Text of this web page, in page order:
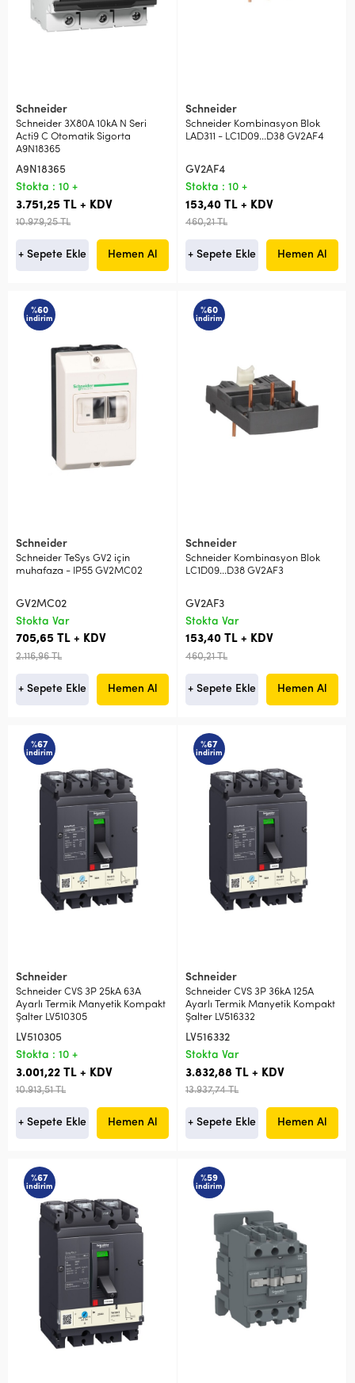
Schneider
Schneider 3X80A 10kA N Seri
Acti9 C Otomatik Sigorta
A9N18365
A9N18365
Stokta : 10 +
3.751,25 TL + KDV
10.979,25 TL
+ Sepete Ekle Hemen Al
Schneider
Schneider Kombinasyon Blok
LAD311 - LC1D09...D38 GV2AF4
GV2AF4
Stokta : 10 +
153,40 TL + KDV
460,21 TL
+ Sepete Ekle Hemen Al
%60
indirim
Schneider
Schneider TeSys GV2 için
muhafaza - IP55 GV2MC02
GV2MC02
Stokta Var
705,65 TL + KDV
2.116,96 TL
+ Sepete Ekle Hemen Al
%60
indirim
Schneider
Schneider Kombinasyon Blok
LC1D09...D38 GV2AF3
GV2AF3
Stokta Var
153,40 TL + KDV
460,21 TL
+ Sepete Ekle Hemen Al
%67
indirim
Schneider
Schneider CVS 3P 25kA 63A
Ayarlı Termik Manyetik Kompakt
Şalter LV510305
LV510305
Stokta : 10 +
3.001,22 TL + KDV
10.913,51 TL
+ Sepete Ekle Hemen Al
%67
indirim
Schneider
Schneider CVS 3P 36kA 125A
Ayarlı Termik Manyetik Kompakt
Şalter LV516332
LV516332
Stokta Var
3.832,88 TL + KDV
13.937,74 TL
+ Sepete Ekle Hemen Al
%67
indirim
%59
indirim